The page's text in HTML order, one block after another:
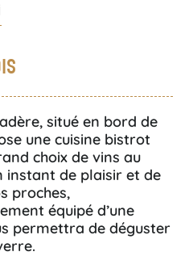
situé en bord de
une cuisine bistrot
choix de vins au
instant de plaisir et de
proches,
équipé d’une
permettra de déguster